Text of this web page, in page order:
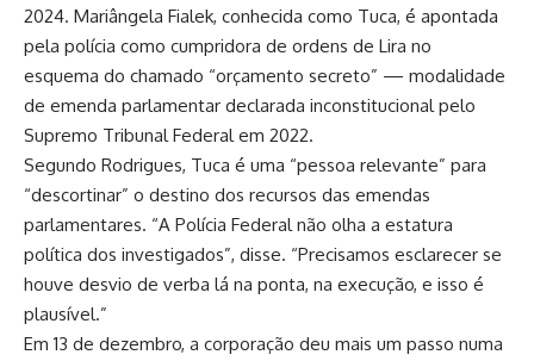
2024. Mariângela Fialek, conhecida como Tuca, é apontada
pela polícia como cumpridora de ordens de Lira no
esquema do chamado “orçamento secreto” — modalidade
de emenda parlamentar declarada inconstitucional pelo
Supremo Tribunal Federal em 2022.
Segundo Rodrigues, Tuca é uma “pessoa relevante” para
“descortinar” o destino dos recursos das emendas
parlamentares. “A Polícia Federal não olha a estatura
política dos investigados”, disse. “Precisamos esclarecer se
houve desvio de verba lá na ponta, na execução, e isso é
plausível.”
Em 13 de dezembro, a corporação deu mais um passo numa